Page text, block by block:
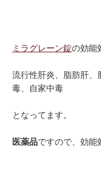
ミラグレーン錠の効能
流行性肝炎、脂肪肝、
毒、自家中毒
となってます。
医薬品ですので、効能